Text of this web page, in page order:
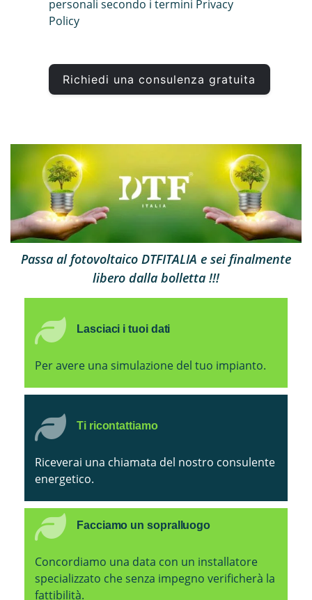
personali secondo i termini Privacy
Policy
Passa al fotovoltaico DTFITALIA e sei finalmente
libero dalla bolletta !!!
Lasciaci i tuoi dati
Per avere una simulazione del tuo impianto.
Ti ricontattiamo
Riceverai una chiamata del nostro consulente
energetico.
Facciamo un sopralluogo
Concordiamo una data con un installatore
specializzato che senza impegno verificherà la
fattibilità.